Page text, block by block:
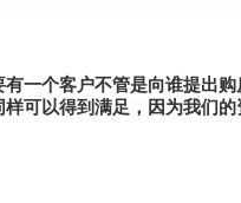
一个客户不管是向谁提出
可以得到满足，因为我们